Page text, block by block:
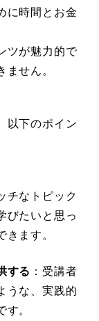
に時間とお金
ツが魅力的で
せん。
以下のポイン
チなトピック
びたいと思っ
ます。
する ：受講者
うな、実践的
。